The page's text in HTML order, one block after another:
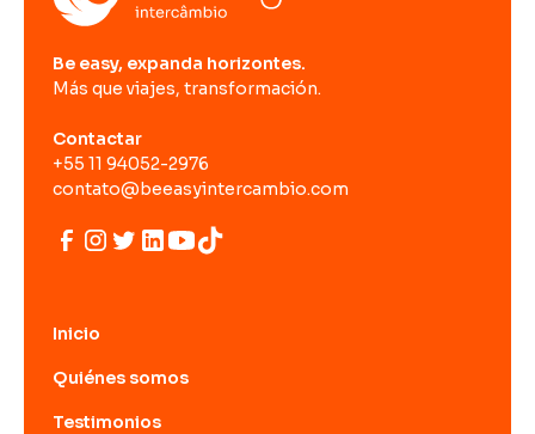
Be easy, expanda horizontes.
Más que viajes, transformación.
Contactar
+55 11 94052-2976
contato@beeasyintercambio.com
Inicio
Quiénes somos
Testimonios